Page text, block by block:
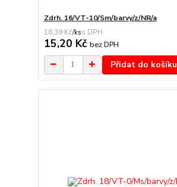
Zdrh. 16/VT-10/Sm/barvy/z/NR/a
18,39 Kč/ks
15,20 Kč bez DPH
Přidat do košíku